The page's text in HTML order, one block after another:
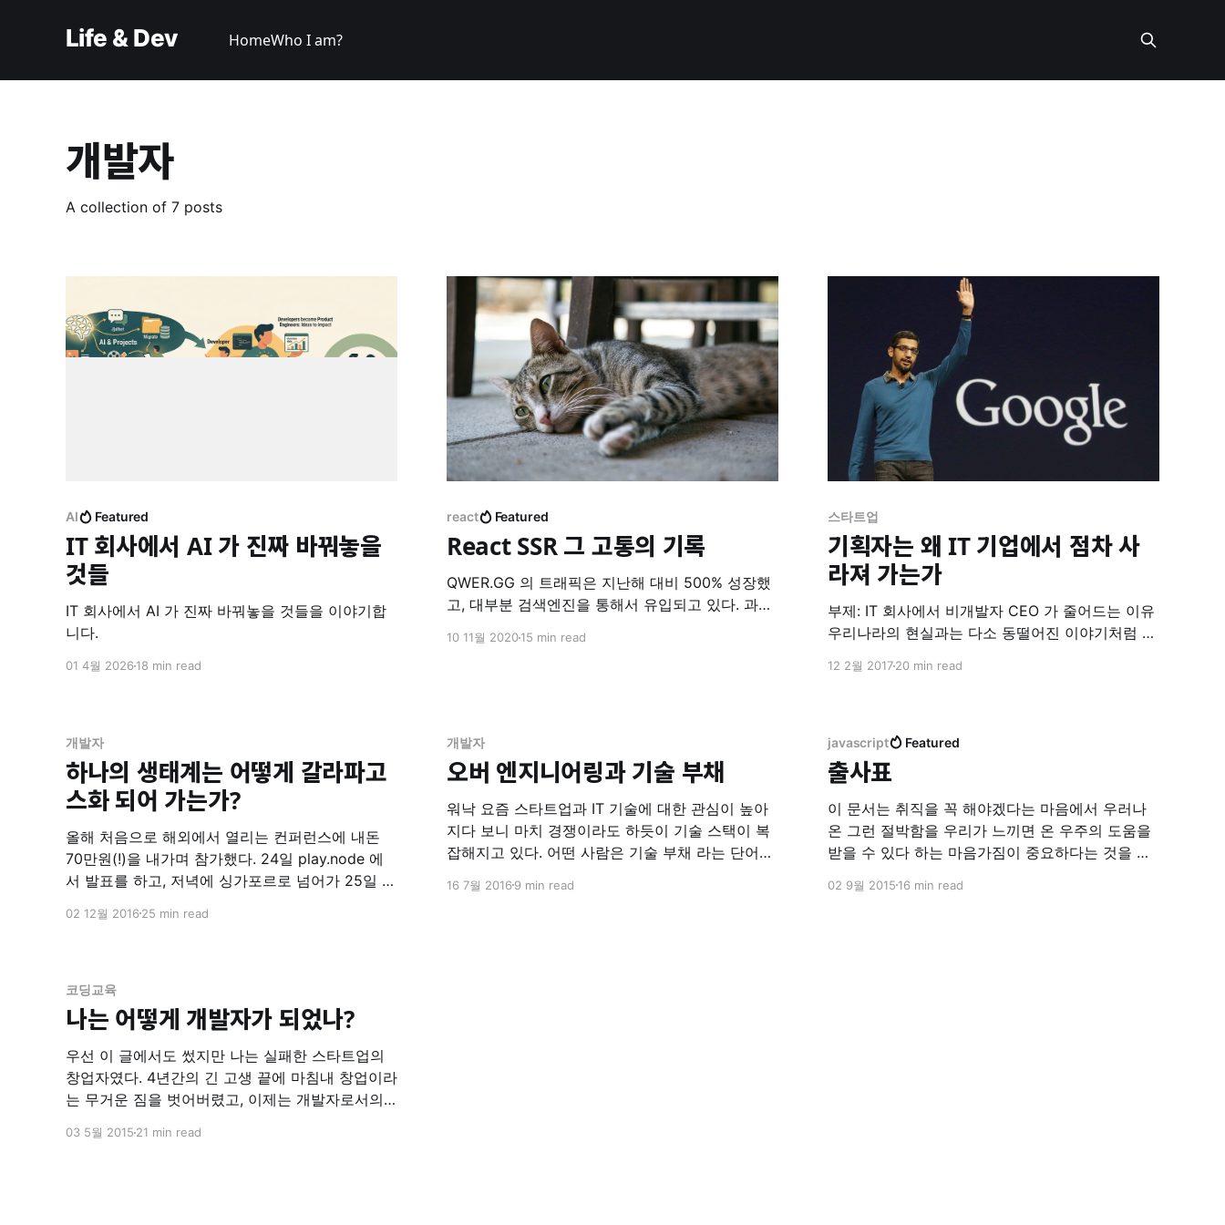
Life & Dev HomeWho I am?
개발자
A collection of 7 posts
AI Featured
IT 회사에서 AI 가 진짜 바꿔놓을
것들
IT 회사에서 AI 가 진짜 바꿔놓을 것들을 이야기합
니다.
01 4월 2026 18 min read
React SSR 그 고통의 기록
react Featured
React SSR 그 고통의 기록
QWER.GG 의 트래픽은 지난해 대비 500% 성장했
고, 대부분 검색엔진을 통해서 유입되고 있다. 과정
볼까 한다. 우선 SSR 의 전제조건은 다음과 같다. 1.
10 11월 202015 min read
기획자는 왜 IT 기업에서 점차 사라져 가는가
스타트업
기획자는 왜 IT 기업에서 점차 사
라져 가는가
부제: IT 회사에서 비개발자 CEO 가 줄어드는 이유
우리나라의 현실과는 다소 동떨어진 이야기처럼 들
다. 그저 시차일 뿐이라고 생각한다. * 구글의 새로
우리나라 IT 회사에만 존재하는 독특한 직책이 하나
있다. 그래서 번역하기
12 2월 201720 min read
개발자
하나의 생태계는 어떻게 갈라파고
스화 되어 가는가?
올해 처음으로 해외에서 열리는 컨퍼런스에 내돈
70만원(!)을 내가며 참가했다. 24일 play.node 에
서 발표를 하고, 저녁에 싱가포르로 넘어가 25일 아
27일 양일동안은 jsconf 를 참관하고, 다음날 오전
뷰이자, 참석하며
02 12월 2016 25 min read
개발자
오버 엔지니어링과 기술 부채
워낙 요즘 스타트업과 IT 기술에 대한 관심이 높아
지다 보니 마치 경쟁이라도 하듯이 기술 스택이 복
잡해지고 있다. 어떤 사람은 기술 부채 라는 단어를
되기도 한다. 여기에 대한 의견은 사람마다 다르겠
16 7월 20169 min read
javascript Featured
출사표
이 문서는 취직을 꼭 해야겠다는 마음에서 우러나
온 그런 절박함을 우리가 느끼면 온 우주의 도움을
받을 수 있다 하는 마음가짐이 중요하다는 것을 명
Experienced Full-Stack Developer Hardware
02 9월 201516 min read
코딩교육
나는 어떻게 개발자가 되었나?
우선 이 글에서도 썼지만 나는 실패한 스타트업의
창업자였다. 4년간의 긴 고생 끝에 마침내 창업이라
는 무거운 짐을 벗어버렸고, 이제는 개발자로서의
다. 나는 컴퓨터공학을 전공하긴 했으나 딱히 뭘 만
03 5월 2015 21 min read